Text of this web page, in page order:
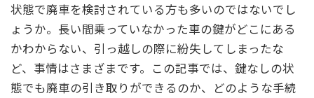
状態で廃車を検討されている方も多いのではないでし
ょうか。長い間乗っていなかった車の鍵がどこにある
かわからない、引っ越しの際に紛失してしまったな
ど、事情はさまざまです。この記事では、鍵なしの状
態でも廃車の引き取りができるのか、どのような手続